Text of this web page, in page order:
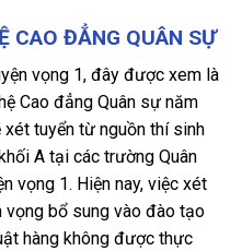
CAO ĐẲNG QUÂN SỰ
vọng 1, đây được xem là
Cao đẳng Quân sự năm
tuyển từ nguồn thí sinh
A tại các trường Quân
vọng 1. Hiện nay, việc xét
vọng bổ sung vào đào tạo
hàng không được thực